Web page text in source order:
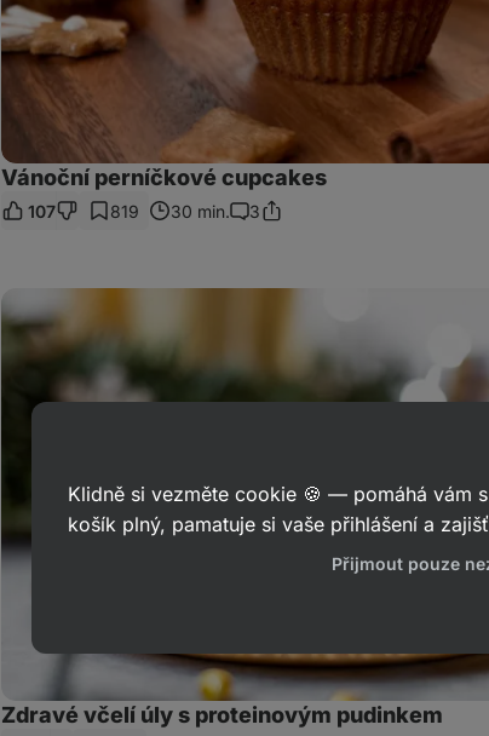
Vánoční perníčkové cupcakes
107 819 30 min.
Komentáře
3Sdílet
včelí
Zdravé včelí úly s proteinovým pudinkem
Klidně si vezměte cookie 🍪 — pomáhá vám
košík plný, pamatuje si vaše přihlášení a
Přijmout pouze